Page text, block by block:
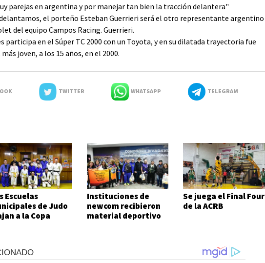
parejas en argentina y por manejar tan bien la tracción delantera"
el porteño Esteban Guerrieri será el otro representante argentino
del equipo Campos Racing. Guerrieri.
participa en el Súper TC 2000 con un Toyota, y en su dilatada trayectoria fue
joven, a los 15 años, en el 2000.
TWITTER WHATSAPP TELEGRAM
Escuelas
de Judo
a la Copa
Instituciones de
newcom recibieron
material deportivo
Se juega el Final Four
de la ACRB